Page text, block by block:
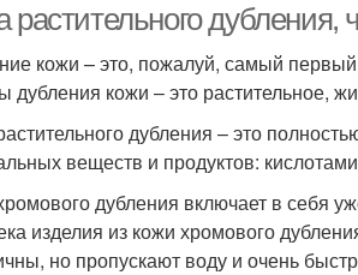
растительного
кожи – это, пожалуй, самый
дубления кожи – это растительное,
дубления – это
веществ и продуктов:
дубления включает в себя
изделия из кожи хромового
но пропускают воду и очень